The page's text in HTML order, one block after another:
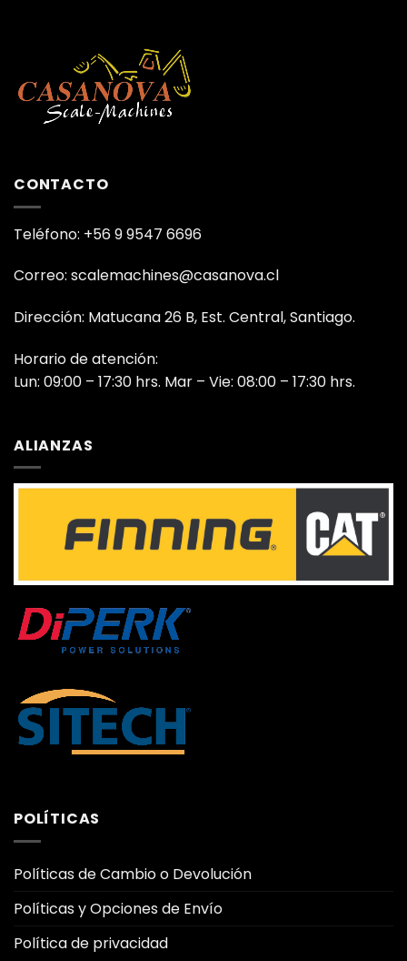
CONTACTO
Teléfono: +56 9 9547 6696
Correo: scalemachines@casanova.cl
Dirección: Matucana 26 B, Est. Central, Santiago.
Horario de atención:
Lun: 09:00 – 17:30 hrs. Mar – Vie: 08:00 – 17:30 hrs.
ALIANZAS
POLÍTICAS
Políticas de Cambio o Devolución
Políticas y Opciones de Envío
Política de privacidad